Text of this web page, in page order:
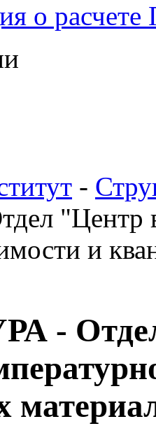
о
-
"Центр
и
-